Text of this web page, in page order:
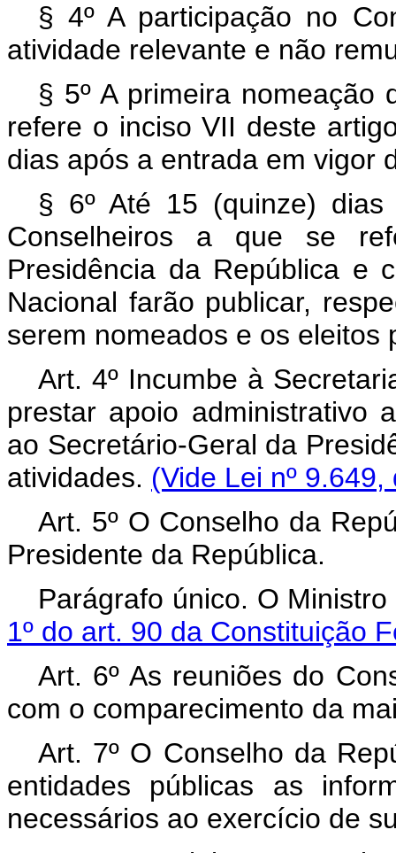
§ 4º A participação no
atividade relevante e não
§ 5º A primeira
refere o inciso VII deste
dias após a entrada em vigor
§ 6º Até 15 (quinze)
Conselheiros a que se
Presidência da República e
Nacional farão publicar,
serem nomeados e os eleitos
Art. 4º Incumbe à
prestar apoio administrativo
ao Secretário-Geral da
atividades. (Vide Lei nº
Art. 5º O Conselho da
Presidente da República.
Parágrafo único. O
1º do art. 90 da Constituição
Art. 6º As reuniões do
com o comparecimento da
Art. 7º O Conselho da
entidades públicas as
necessários ao exercício de